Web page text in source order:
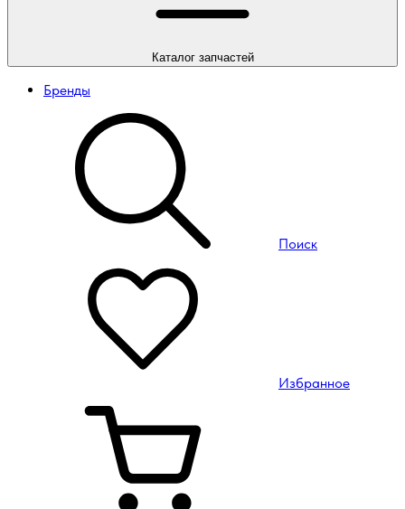
Каталогзапчастей
Бренды
Поиск
Избранное